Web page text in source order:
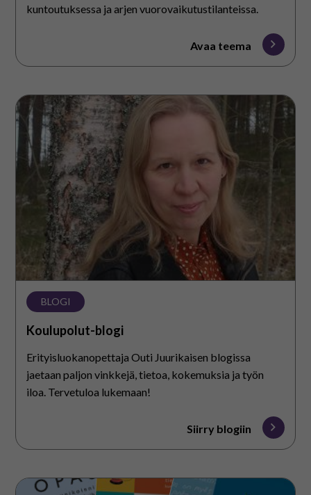
kuntoutuksessa ja arjen vuorovaikutustilanteissa.
Avaa teema
Koulupolut-
blogi
BLOGI
Koulupolut-blogi
Erityisluokanopettaja Outi Juurikaisen blogissa
jaetaan paljon vinkkejä, tietoa, kokemuksia ja työn
iloa. Tervetuloa lukemaan!
Siirry blogiin